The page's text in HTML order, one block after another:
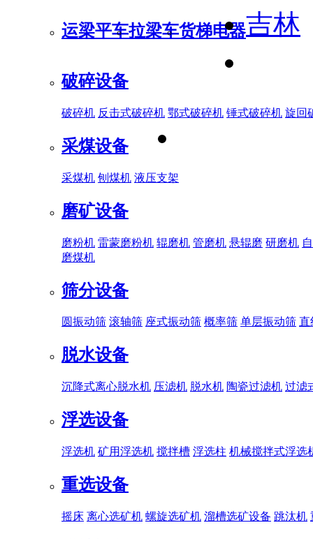
运梁平车拉梁车货梯电器
破碎设备
破碎机 反击式破碎机 鄂式破碎机 锤式破碎机 旋回
采煤设备
采煤机 刨煤机 液压支架
磨矿设备
磨粉机 雷蒙磨粉机 辊磨机 管磨机 悬辊磨 研磨机
磨煤机
筛分设备
圆振动筛 滚轴筛 座式振动筛 概率筛 单层振动筛 直
脱水设备
沉降式离心脱水机 压滤机 脱水机 陶瓷过滤机 过滤
浮选设备
浮选机 矿用浮选机 搅拌槽 浮选柱 机械搅拌式浮选
重选设备
摇床 离心选矿机 螺旋选矿机 溜槽选矿设备 跳汰机
吉林